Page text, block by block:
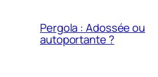
Pergola : Adossée ou
autoportante ?